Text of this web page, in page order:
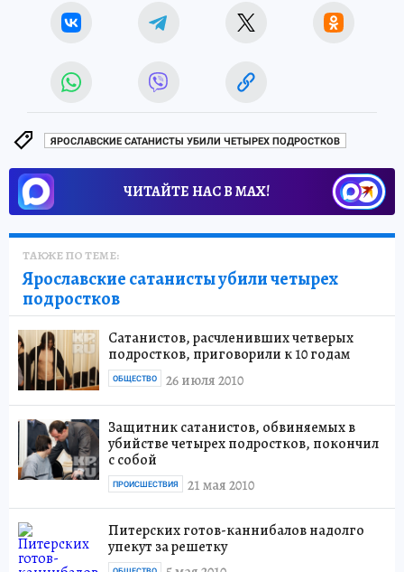
ЯРОСЛАВСКИЕ САТАНИСТЫ УБИЛИ ЧЕТЫРЕХ ПОДРОСТКОВ
ЧИТАЙТЕ НАС В МАХ!
ТАКЖЕ ПО ТЕМЕ:
Ярославские сатанисты убили четырех
подростков
Сатанистов, расчленивших четверых
подростков, приговорили к 10 годам
26 июля 2010
ОБЩЕСТВО
Защитник сатанистов, обвиняемых в
убийстве четырех подростков, покончил
с собой
21 мая 2010
ПРОИСШЕСТВИЯ
Питерских готов-каннибалов надолго
упекут за решетку